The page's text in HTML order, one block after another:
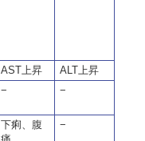
AST上昇
ALT上昇
− −
下痢、腹
−